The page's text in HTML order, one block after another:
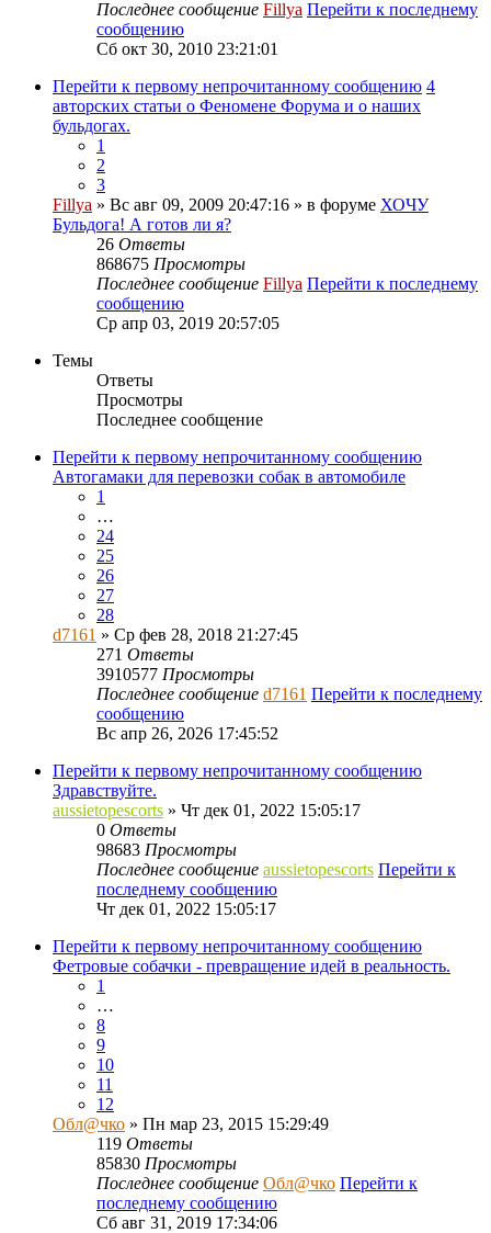
Последнее сообщение Fillya Перейти к последнему
сообщению
Сб окт 30, 2010 23:21:01
Перейти к первому непрочитанному сообщению 4
авторских статьи о Феномене Форума и о наших
бульдогах.
1
2
3
Fillya » Вс авг 09, 2009 20:47:16 » в форуме ХОЧУ
Бульдога! А готов ли я?
26 Ответы
868675 Просмотры
Последнее сообщение Fillya Перейти к последнему
сообщению
Ср апр 03, 2019 20:57:05
Темы
Ответы
Просмотры
Последнее сообщение
Перейти к первому непрочитанному сообщению
Автогамаки для перевозки собак в автомобиле
1
…
24
25
26
27
28
d7161 » Ср фев 28, 2018 21:27:45
271 Ответы
3910577 Просмотры
Последнее сообщение d7161 Перейти к последнему
сообщению
Вс апр 26, 2026 17:45:52
Перейти к первому непрочитанному сообщению
Здравствуйте.
aussietopescorts » Чт дек 01, 2022 15:05:17
0 Ответы
98683 Просмотры
Последнее сообщение aussietopescorts Перейти к
последнему сообщению
Чт дек 01, 2022 15:05:17
Перейти к первому непрочитанному сообщению
Фетровые собачки - превращение идей в реальность.
1
…
8
9
10
11
12
Обл@чко » Пн мар 23, 2015 15:29:49
119 Ответы
85830 Просмотры
Последнее сообщение Обл@чко Перейти к
последнему сообщению
Сб авг 31, 2019 17:34:06